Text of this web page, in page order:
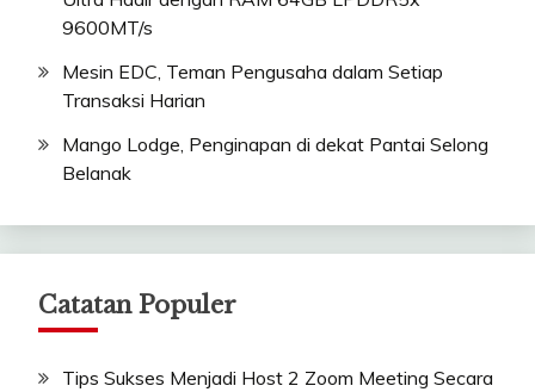
9600MT/s
Mesin EDC, Teman Pengusaha dalam Setiap
Transaksi Harian
Mango Lodge, Penginapan di dekat Pantai Selong
Belanak
Catatan Populer
Tips Sukses Menjadi Host 2 Zoom Meeting Secara